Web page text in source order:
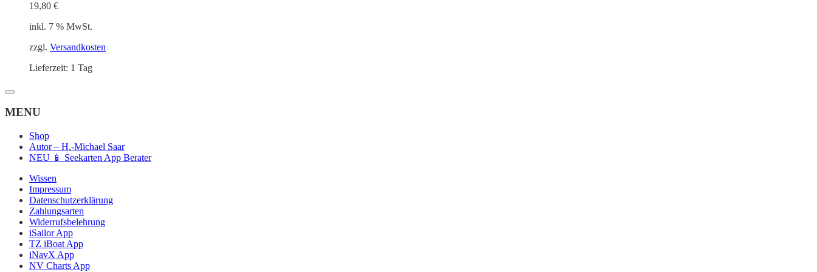
19,80 €
inkl. 7 % MwSt.
zzgl. Versandkosten
Lieferzeit: 1 Tag
MENU
Shop
Autor – H.-Michael Saar
NEU 📱 Seekarten App Berater
Wissen
Impressum
Datenschutzerklärung
Zahlungsarten
Widerrufsbelehrung
iSailor App
TZ iBoat App
iNavX App
NV Charts App